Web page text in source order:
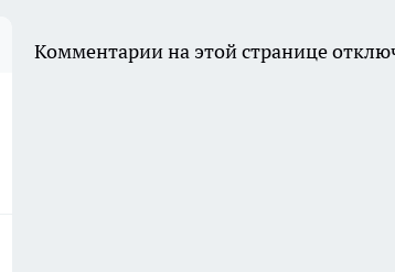
Комментарии на этой странице